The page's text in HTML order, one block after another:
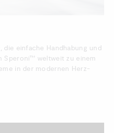
die einfache Handhabung und
Speroni™ weltweit zu einem
in der modernen Herz-